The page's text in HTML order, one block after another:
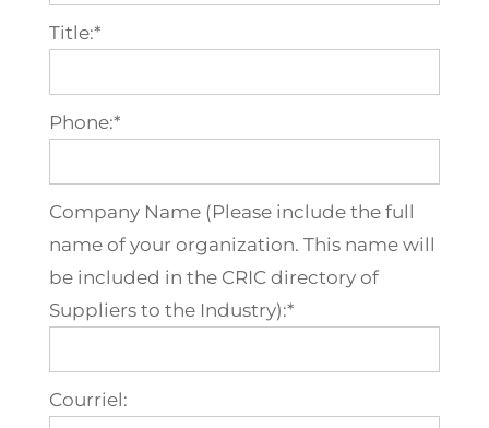
Title:*
Phone:*
Company Name (Please include the full
name of your organization. This name will
be included in the CRIC directory of
Suppliers to the Industry):*
Courriel: